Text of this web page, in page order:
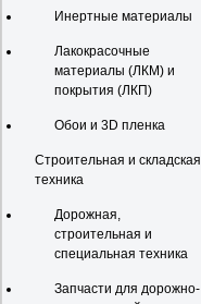
Инертные материалы
Лакокрасочные
материалы (ЛКМ) и
покрытия (ЛКП)
Обои и 3D пленка
Строительная и складская
техника
Дорожная,
строительная и
специальная техника
Запчасти для дорожно-